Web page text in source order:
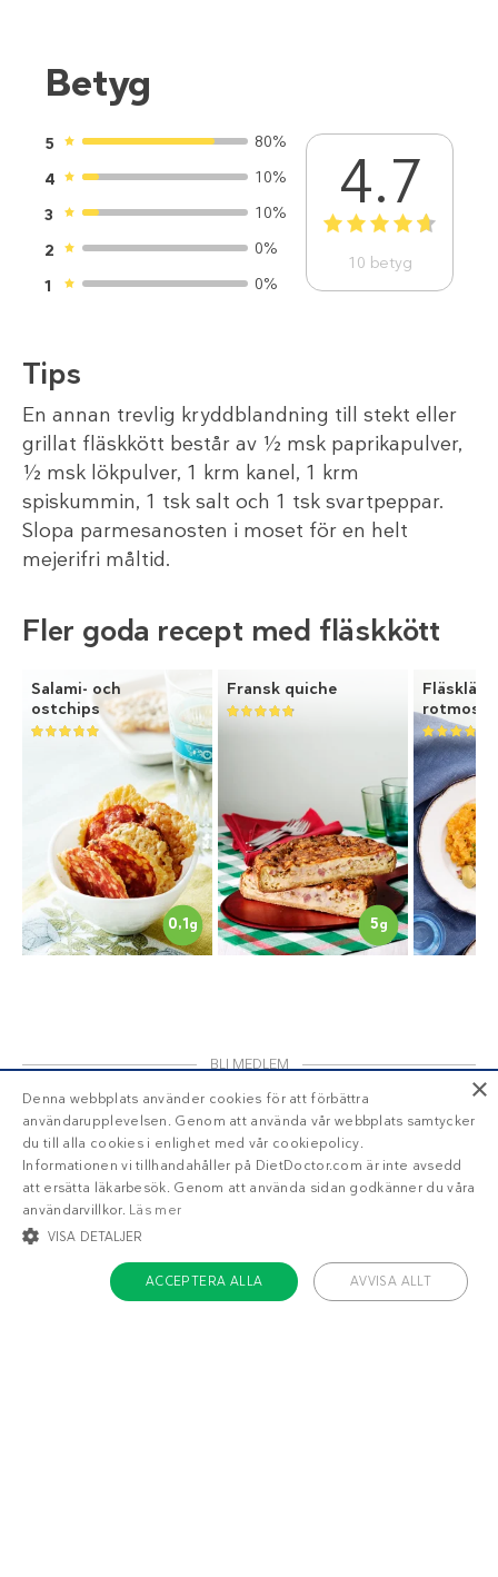
Betyg
5
80%
4
10%
3
10%
2
0%
1
0%
4.7
1 2 3 4 5
10 betyg
Tips
En annan trevlig kryddblandning till stekt eller
grillat fläskkött består av ½ msk paprikapulver,
½ msk lökpulver, 1 krm kanel, 1 krm
spiskummin, 1 tsk salt och 1 tsk svartpeppar.
Slopa parmesanosten i moset för en helt
mejerifri måltid.
Fler goda recept med fläskkött
Salami- och
ostchips
0,1g
Fransk quiche
5g
rotmos
BLI MEDLEM
Få tillgång till din läckrapersonliga
veckomenymed Diet Doctor Plus!
Trött på att räkna
kalorier?
×
Denna webbplats använder cookies för att förbättra
användarupplevelsen. Genom att använda vår webbplats samtycker
du till alla cookies i enlighet med vår cookiepolicy.
Informationen vi tillhandahåller på DietDoctor.com är inte avsedd
att ersätta läkarbesök. Genom att använda sidan godkänner du våra
användarvillkor. Läs mer
VISA DETALJER
ACCEPTERA ALLA AVVISA ALLT